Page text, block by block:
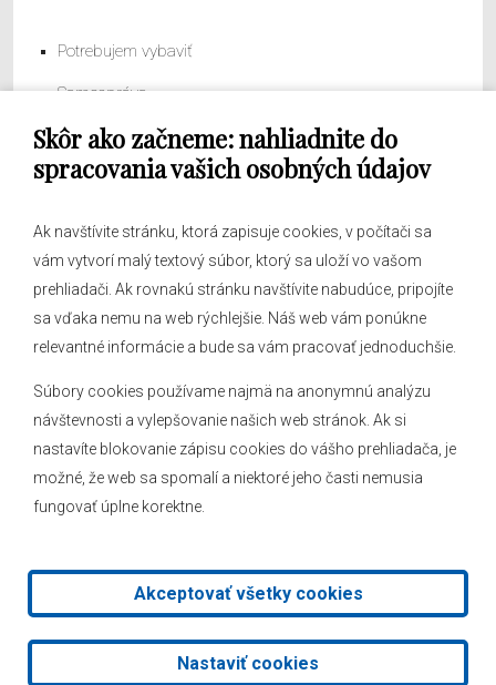
Skôr ako začneme: nahliadnite do
spracovania vašich osobných údajov
Ak navštívite stránku, ktorá zapisuje cookies, v počítači sa
vám vytvorí malý textový súbor, ktorý sa uloží vo vašom
prehliadači. Ak rovnakú stránku navštívite nabudúce, pripojíte
sa vďaka nemu na web rýchlejšie. Náš web vám ponúkne
relevantné informácie a bude sa vám pracovať jednoduchšie.
Súbory cookies používame najmä na anonymnú analýzu
návštevnosti a vylepšovanie našich web stránok. Ak si
nastavíte blokovanie zápisu cookies do vášho prehliadača, je
možné, že web sa spomalí a niektoré jeho časti nemusia
fungovať úplne korektne.
Akceptovať všetky cookies
Nastaviť cookies
Potrebujem vybaviť
Samospráva
Obecný úrad
O obci
Hlásenia obecného rozhlasu
Kontakt
Mapa stránok
2026 © Obec Veľké Leváre|Tvorba web stránok
AlejTech, spol. s r.o.